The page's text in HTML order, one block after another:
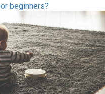
beginners?